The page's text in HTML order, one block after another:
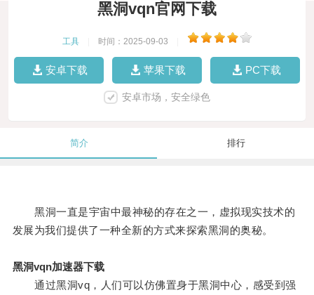
黑洞vqn官网下载
工具 时间：2025-09-03
安卓下载 苹果下载 PC下载
安卓市场，安全绿色
简介 排行
黑洞一直是宇宙中最神秘的存在之一，虚拟现实技术的
发展为我们提供了一种全新的方式来探索黑洞的奥秘。
黑洞vqn加速器下载
通过黑洞vq，人们可以仿佛置身于黑洞中心，感受到强